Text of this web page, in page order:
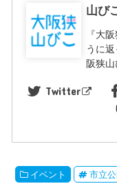
山び
『大
うに
阪狭山
Twitter
イベント 市立